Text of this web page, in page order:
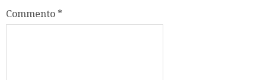
Commento *